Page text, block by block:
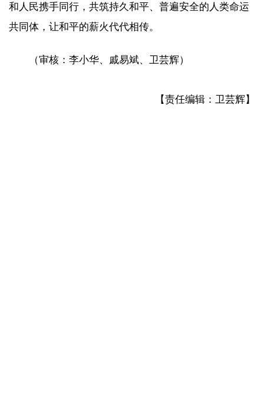
和人民携手同行，共筑持久和平、普遍安全的人类命运
共同体，让和平的薪火代代相传。
（审核：李小华、戚易斌、卫芸辉）
【责任编辑：卫芸辉】